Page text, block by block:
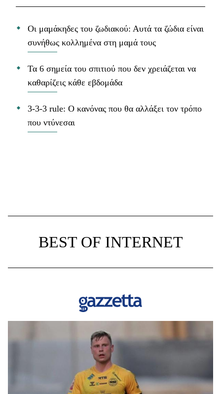
Οι μαμάκηδες του ζωδιακού: Αυτά τα ζώδια είναι
συνήθως κολλημένα στη μαμά τους
Τα 6 σημεία του σπιτιού που δεν χρειάζεται να
καθαρίζεις κάθε εβδομάδα
3-3-3 rule: Ο κανόνας που θα αλλάξει τον τρόπο
που ντύνεσαι
BEST OF INTERNET